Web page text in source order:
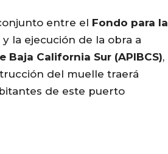
entre el Fondo para la
y la ejecución de la obra a
California Sur (APIBCS),
del muelle traerá
de este puerto